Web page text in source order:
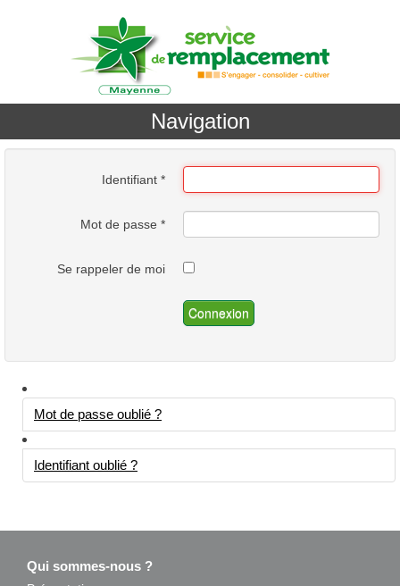
Navigation
Identifiant *
Mot de passe *
Se rappeler de moi
Connexion
Mot de passe oublié ?
Identifiant oublié ?
Qui sommes-nous ?